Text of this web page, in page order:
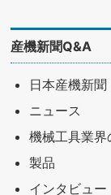
産機新聞Q&A
日本産機新聞
ニュース
機械工具業界
製品
インタビュー